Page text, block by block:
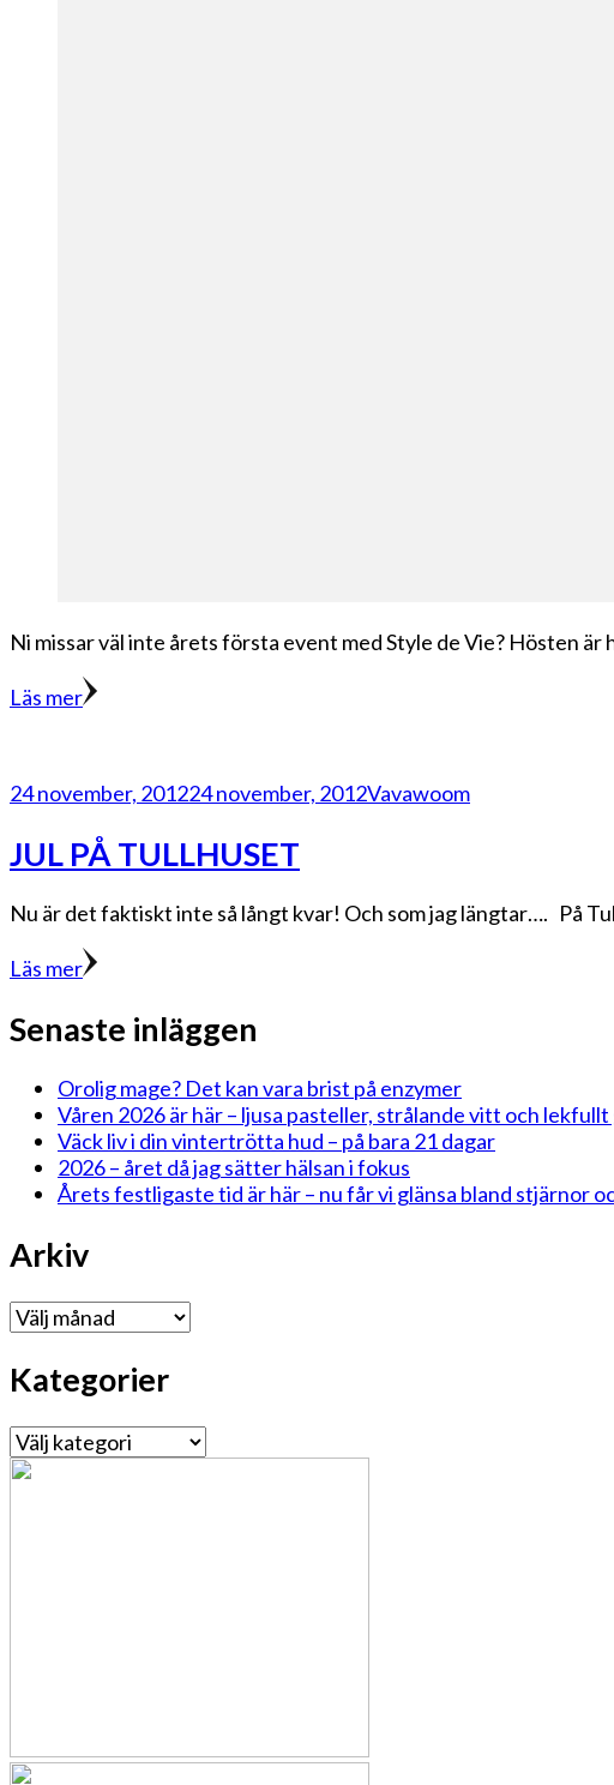
Ni missar väl inte årets första event med Style de Vie? Hösten
Läs mer
24 november, 201224 november, 2012Vavawoom
JUL PÅ TULLHUSET
Nu är det faktiskt inte så långt kvar! Och som jag längtar….
Läs mer
Senaste inläggen
Orolig mage? Det kan vara brist på enzymer
Våren 2026 är här – ljusa pasteller, strålande vitt och
Väck liv i din vintertrötta hud – på bara 21 dagar
2026 – året då jag sätter hälsan i fokus
Årets festligaste tid är här – nu får vi glänsa bland stjärnor
Arkiv
Arkiv
Kategorier
Kategorier